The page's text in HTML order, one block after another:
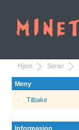
Hjem Serier
Meny
Tilbake
Informasjon